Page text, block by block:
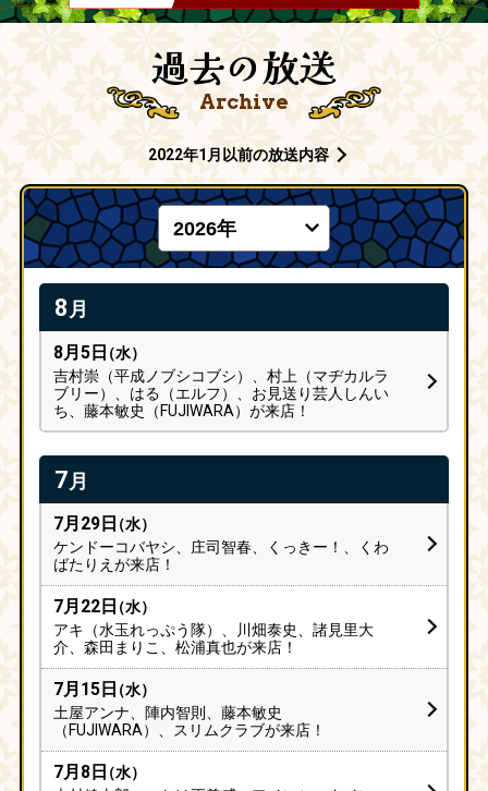
過去の放送
Archive
2022年1月以前の放送内容
8 月
8月5日（水）
吉村崇（平成ノブシコブシ）、村上（マヂカルラ
ブリー）、はる（エルフ）、お見送り芸人しんい
ち、藤本敏史（FUJIWARA）が来店！
7 月
7月29日（水）
ケンドーコバヤシ、庄司智春、くっきー！、くわ
ばたりえが来店！
7月22日（水）
アキ（水玉れっぷう隊）、川畑泰史、諸見里大
介、森田まりこ、松浦真也が来店！
7月15日（水）
土屋アンナ、陣内智則、藤本敏史
（FUJIWARA）、スリムクラブが来店！
7月8日（水）